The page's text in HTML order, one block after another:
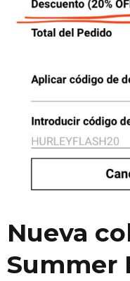
Nueva
Summer